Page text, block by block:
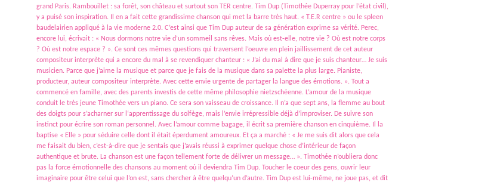
grand Paris. Rambouillet : sa forêt, son château et surtout son TER centre. Tim Dup (Timothée Duperray pour l’état civil),
y a puisé son inspiration. Il en a fait cette grandissime chanson qui met la barre très haut. « T.E.R centre » ou le spleen
baudelairien appliqué à la vie moderne 2.0. C’est ainsi que Tim Dup auteur de sa génération exprime sa vérité. Perec,
encore lui, écrivait : « Nous dormons notre vie d’un sommeil sans rêves. Mais où est-elle, notre vie ? Où est notre corps
? Où est notre espace ? ». Ce sont ces mêmes questions qui traversent l’oeuvre en plein jaillissement de cet auteur
compositeur interprète qui a encore du mal à se revendiquer chanteur : « J’ai du mal à dire que je suis chanteur… Je suis
musicien. Parce que j’aime la musique et parce que je fais de la musique dans sa palette la plus large. Pianiste,
producteur, auteur compositeur interprète. Avec cette envie urgente de partager la langue des émotions. ». Tout a
commencé en famille, avec des parents investis de cette même philosophie nietzschéenne. L’amour de la musique
conduit le très jeune Timothée vers un piano. Ce sera son vaisseau de croissance. Il n’a que sept ans, la flemme au bout
des doigts pour s’acharner sur l‘apprentissage du solfège, mais l’envie irrépressible déjà d’improviser. De suivre son
instinct pour écrire son roman personnel. Avec l’amour comme bagage, il écrit sa première chanson en cinquième. Il la
baptise « Elle » pour séduire celle dont il était éperdument amoureux. Et ça a marché : « Je me suis dit alors que cela
me faisait du bien, c’est-à-dire que je sentais que j’avais réussi à exprimer quelque chose d’intérieur de façon
authentique et brute. La chanson est une façon tellement forte de délivrer un message… ». Timothée n’oubliera donc
pas la force émotionnelle des chansons au moment où il deviendra Tim Dup. Toucher le coeur des gens, ouvrir leur
imaginaire pour être celui que l’on est, sans chercher à être quelqu’un d’autre. Tim Dup est lui-même, ne joue pas, et dit